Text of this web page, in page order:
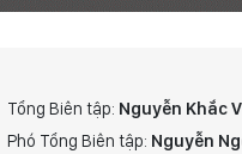
Tổng Biên tập: Nguyễn Khắc
Phó Tổng Biên tập: Nguyễn